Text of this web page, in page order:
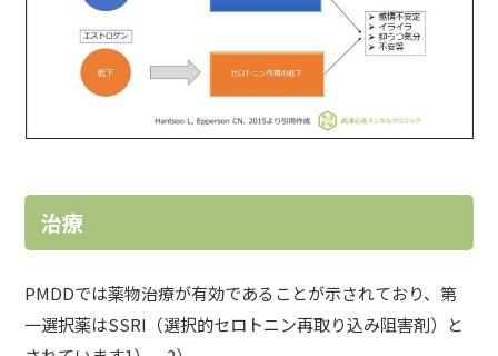
治療
PMDDでは薬物治療が有効であることが示されており、第
一選択薬はSSRI （選択的セロトニン再取り込み阻害剤）と